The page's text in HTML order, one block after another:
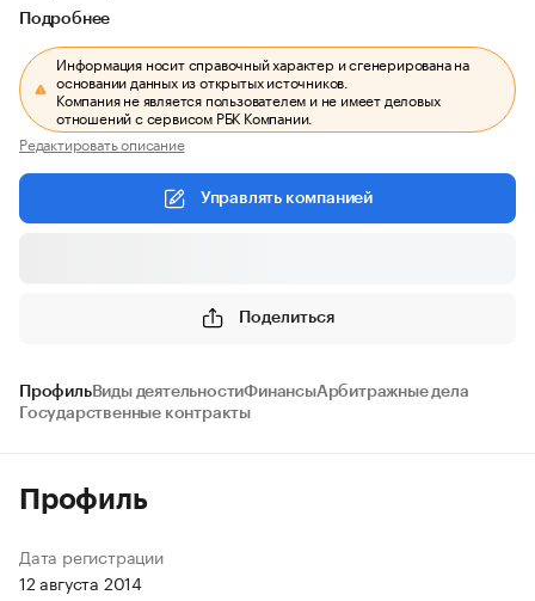
Подробнее
Информация носит справочный характер и сгенерирована на
основании данных из открытых источников.
Компания не является пользователем и не имеет деловых
отношений с сервисом РБК Компании.
Редактировать описание
Управлять компанией
Поделиться
ПрофильВиды деятельностиФинансыАрбитражные дела
Государственные контракты
Профиль
Дата регистрации
12 августа 2014